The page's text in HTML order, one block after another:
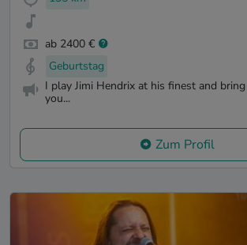
ab 2400 €
Geburtstag
I play Jimi Hendrix at his finest and
you...
Zum Profil